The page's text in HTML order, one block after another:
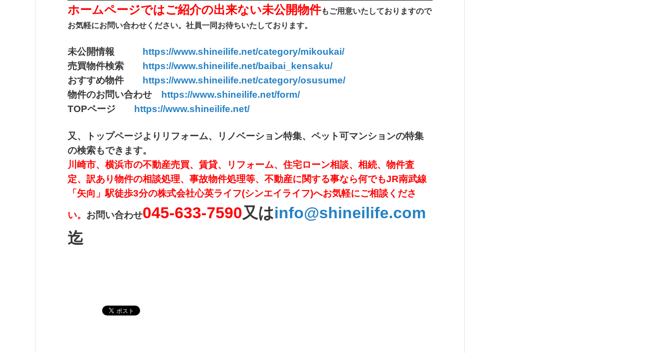
ホームページではご紹介の出来ない未公開物件もご用意いたしておりますので
お気軽にお問い合わせください。社員一同お待ちいたしております。
未公開情報
https://www.shineilife.net/category/mikoukai/
売買物件検索
https://www.shineilife.net/baibai_kensaku/
おすすめ物件
https://www.shineilife.net/category/osusume/
物件のお問い合わせ
https://www.shineilife.net/form/
TOPページ
https://www.shineilife.net/
又、トップページよりリフォーム、リノベーション特集、ペット可マンションの特集
の検索もでき ます。
川崎市、横浜市の不動産売買、賃貸、リフォーム、住宅ローン相談、相続、物件査
定、訳あり物件の相談処理、事故物件処理等、不動産に関する事なら何でもJR南武線
「矢向」駅徒歩3分の株式会社心英ライフ(シンエイライフ)へお気軽にご相談くださ
い。 お問い合わせ045-633-7590又はinfo@shineilife.com
迄